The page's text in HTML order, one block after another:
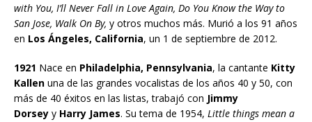
with You, I’ll Never Fall in Love Again, Do You Know the Way to
San Jose, Walk On By, y otros muchos más. Murió a los 91 años
en Los Ángeles, California, un 1 de septiembre de 2012.
1921 Nace en Philadelphia, Pennsylvania, la cantante Kitty
Kallen una de las grandes vocalistas de los años 40 y 50, con
más de 40 éxitos en las listas, trabajó con Jimmy
Dorsey y Harry James. Su tema de 1954, Little things mean a